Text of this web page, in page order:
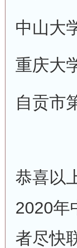
中山大
重庆大
自贡市
恭喜以
2020年
者尽快